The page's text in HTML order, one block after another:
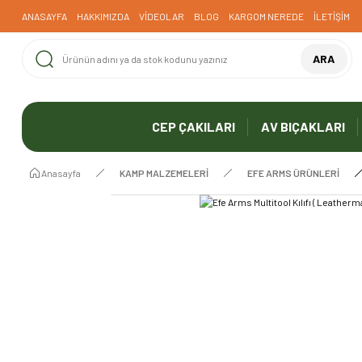
ANASAYFA HAKKIMIZDA VİDEOLAR BLOG KARGOM NEREDE İLETİŞİM
ARA
CEP ÇAKILARI AV BIÇAKLARI
Anasayfa KAMP MALZEMELERİ EFE ARMS ÜRÜNLERİ